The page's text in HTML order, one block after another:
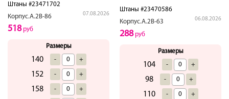
Штаны #23471702
Корпус.А.2В-86
07.08.2026
518руб
Размеры
140 - +
152 - +
158 - +
Штаны #23470586
Корпус.А.2В-63
06.08.2026
288руб
Размеры
104 - +
98 - +
110 - +